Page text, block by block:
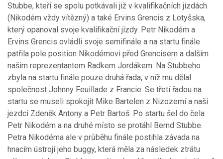
Stubbe, kteří se spolu potkávali již v kvalifikačních jízdách
(Nikodém vždy vítězný) a také Ervins Grencis z Lotyšska,
který opanoval svoje kvalifikační jízdy. Petr Nikodém a
Ervins Grencis ovládli svoje semifinále a na startu finále
patřila pole position Nikodémovi před Grencisem a dalším
našim reprezentantem Radkem Jordákem. Na Stubbeho
zbyla na startu finále pouze druhá řada, v níž mu dělal
společnost Johnny Feuillade z Francie. Se třetí řadou na
startu se museli spokojit Mike Bartelen z Nizozemí a naši
jezdci Zdeněk Antony a Petr Bartoš. Po startu šel do čela
Petr Nikodém a na druhé místo se protáhl Bernd Stubbe.
Petra Nikodéma ale v průběhu finále postihla závada na
hnacím ústrojí jeho buggy, která měla za následek ztrátu